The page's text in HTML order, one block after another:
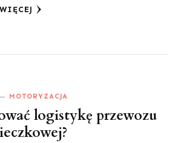
MOTORYZACJA
logistykę przewozu